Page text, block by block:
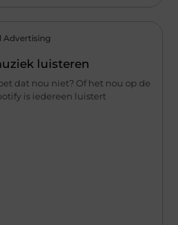
Advertising
luisteren
dat nou niet? Of het nou op de
is iedereen luistert